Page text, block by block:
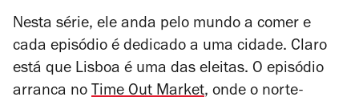
Nesta série, ele anda pelo mundo a comer e
cada episódio é dedicado a uma cidade. Claro
está que Lisboa é uma das eleitas. O episódio
arranca no Time Out Market, onde o norte-